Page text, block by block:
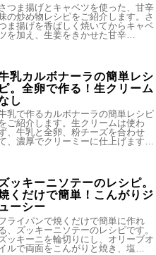
つま揚げとキャベツを使った、甘辛
の炒め物レシピをご紹介します。さ
ま揚げを香ばしく焼いてからキャベ
を加え、生姜をきかせた甘辛…
乳カルボナーラの簡単レシ
ピ。全卵で作る！生クリーム
し
乳で作るカルボナーラの簡単レシピ
ご紹介します。生クリームは使わ
、牛乳と全卵、粉チーズを合わせ
、濃厚でクリーミーに仕上げます…
ッキーニソテーのレシピ。
くだけで簡単！こんがりジ
ューシー
ライパンで焼くだけで簡単に作れ
、ズッキーニソテーのレシピです。
ズッキーニを輪切りにし、オリーブオ
ルで両面をこんがりと焼き、塩…